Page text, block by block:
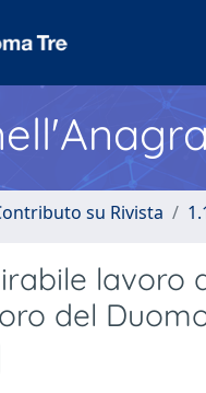
su Rivista
lavoro
del